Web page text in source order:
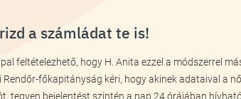
a számládat te is!
feltételezhető, hogy H. Anita ezzel a módszerrel
Rendőr-főkapitányság kéri, hogy akinek adataival a
tegyen bejelentést szintén a nap 24 órájában